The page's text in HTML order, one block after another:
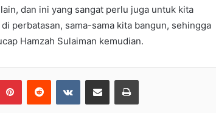
dan ini yang sangat perlu juga untuk kita
perbatasan, sama-sama kita bangun, sehingga
Hamzah Sulaiman kemudian.